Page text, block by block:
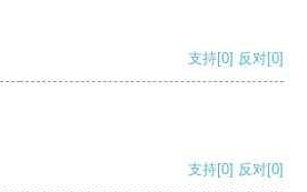
支持[0] 反对[0]
支持[0] 反对[0]